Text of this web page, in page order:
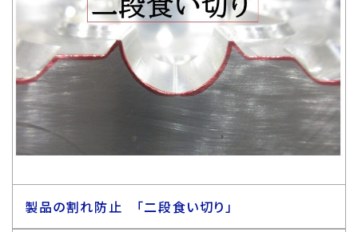
製品の割れ防止 「二段食い切り」